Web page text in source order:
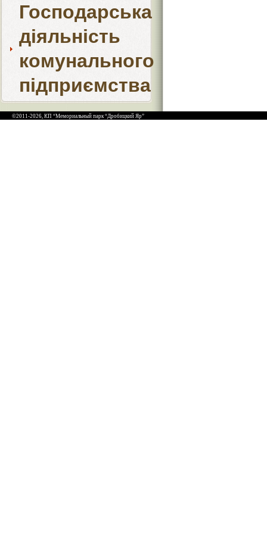
Господарська
діяльність
комунального
підприємства
©2011-2026, КП “Мемориальный парк “Дробицкий Яр”